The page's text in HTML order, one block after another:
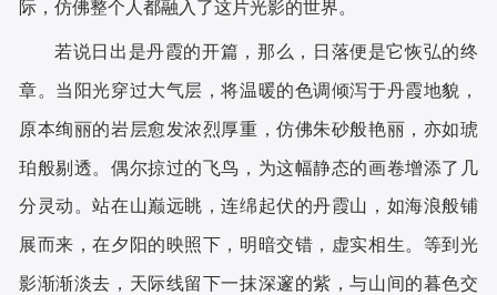
际，仿佛整个人都融入了这片光影的世界。
若说日出是丹霞的开篇，那么，日落便是它恢弘的终
章。当阳光穿过大气层，将温暖的色调倾泻于丹霞地貌，
原本绚丽的岩层愈发浓烈厚重，仿佛朱砂般艳丽，亦如琥
珀般剔透。偶尔掠过的飞鸟，为这幅静态的画卷增添了几
分灵动。站在山巅远眺，连绵起伏的丹霞山，如海浪般铺
展而来，在夕阳的映照下，明暗交错，虚实相生。等到光
影渐渐淡去，天际线留下一抹深邃的紫，与山间的暮色交